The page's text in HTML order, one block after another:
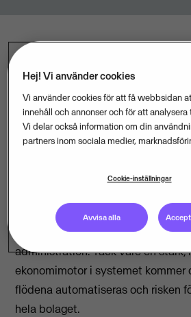
Visma Software välkomnar
800 medarbetare i Grontmijs
kommer att beröras av det nya
eftersom det bland annat
att följa upp lönsamheten i projekt,
pågående projekt samt bidra till
administration. Tack vare en stark,
ekonomimotor i systemet kommer
flödena automatiseras och risken
hela bolaget.
Hej! Vi använder cookies
Vi använder cookies för att få webbsidan
innehåll och annonser och för att
Vi delar också information om din
partners inom sociala medier,
Cookie-inställningar
Avvisa alla